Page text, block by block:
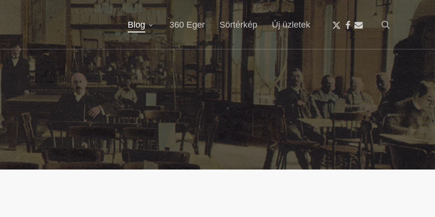
Blog 360 Eger Sörtérkép Új üzletek
x-
twitter
facebook
email search